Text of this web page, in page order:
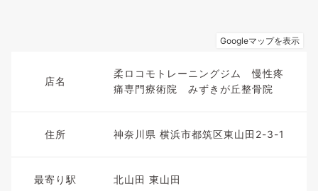
店名
柔ロコモトレーニングジム 慢性疼
痛専門療術院 みずきが丘整骨院
住所 神奈川県 横浜市都筑区東山田2-3-1
最寄り駅 北山田 東山田